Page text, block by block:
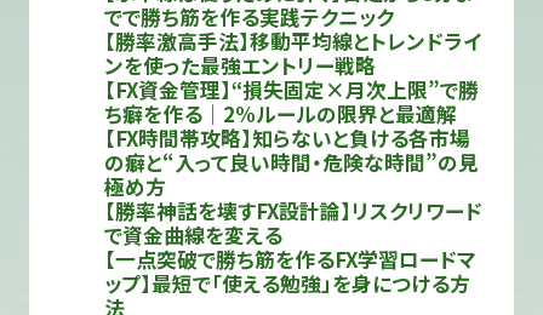
でで勝ち筋を作る実践テクニック
【勝率激高手法】移動平均線とトレンドライ
ンを使った最強エントリー戦略
【FX資金管理】“損失固定×月次上限”で勝
ち癖を作る｜2%ルールの限界と最適解
【FX時間帯攻略】知らないと負ける各市場
の癖と“入って良い時間・危険な時間”の見
極め方
【勝率神話を壊すFX設計論】リスクリワード
で資金曲線を変える
【一点突破で勝ち筋を作るFX学習ロードマ
ップ】最短で「使える勉強」を身につける方
法